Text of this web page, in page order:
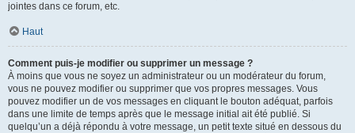
jointes dans ce forum, etc.
Haut
Comment puis-je modifier ou supprimer un message ?
À moins que vous ne soyez un administrateur ou un modérateur du forum,
vous ne pouvez modifier ou supprimer que vos propres messages. Vous
pouvez modifier un de vos messages en cliquant le bouton adéquat, parfois
dans une limite de temps après que le message initial ait été publié. Si
quelqu’un a déjà répondu à votre message, un petit texte situé en dessous du